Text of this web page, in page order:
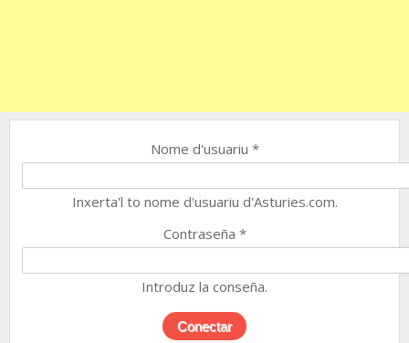
Nome d'usuariu *
Inxerta'l to nome d'usuariu d'Asturies.com.
Contraseña *
Introduz la conseña.